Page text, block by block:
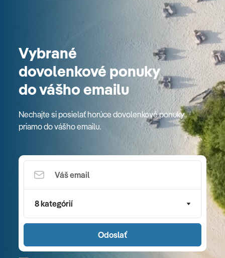
Vybrané
dovolenkové ponuky
do vášho emailu
Nechajte si posielať horúce dovolenkové ponuky
priamo do vášho emailu.
8 kategórií
Odoslať